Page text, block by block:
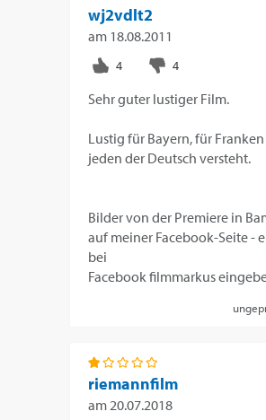
wj2vdlt2
am 18.08.2011
Sehr guter lustiger Film.
Lustig für Bayern, für
jeden der Deutsch versteht.
Bilder von der Premiere in
auf meiner Facebook-Seite -
bei
Facebook filmmarkus
riemannfilm
am 20.07.2018